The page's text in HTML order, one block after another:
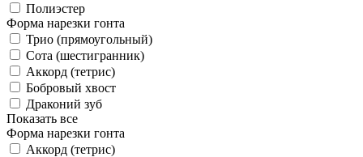
Полиэстер
Форма нарезки гонта
Трио (прямоугольный)
Сота (шестигранник)
Аккорд (тетрис)
Бобровый хвост
Драконий зуб
Показать все
Форма нарезки гонта
Аккорд (тетрис)